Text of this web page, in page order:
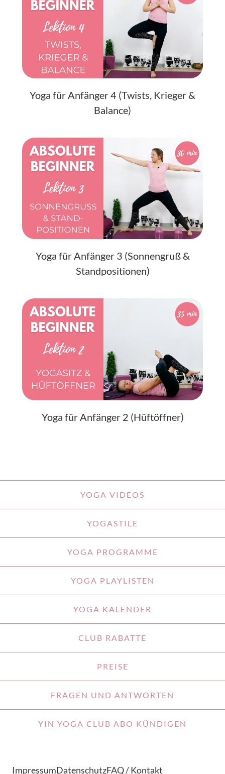
Yoga für Anfänger 4 (Twists, Krieger &
Balance)
Yoga für Anfänger 3 (Sonnengruß &
Standpositionen)
Yoga für Anfänger 2 (Hüftöffner)
YOGA VIDEOS
YOGASTILE
YOGA PROGRAMME
YOGA PLAYLISTEN
YOGA KALENDER
CLUB RABATTE
PREISE
FRAGEN UND ANTWORTEN
YIN YOGA CLUB ABO KÜNDIGEN
ImpressumDatenschutzFAQ / Kontakt